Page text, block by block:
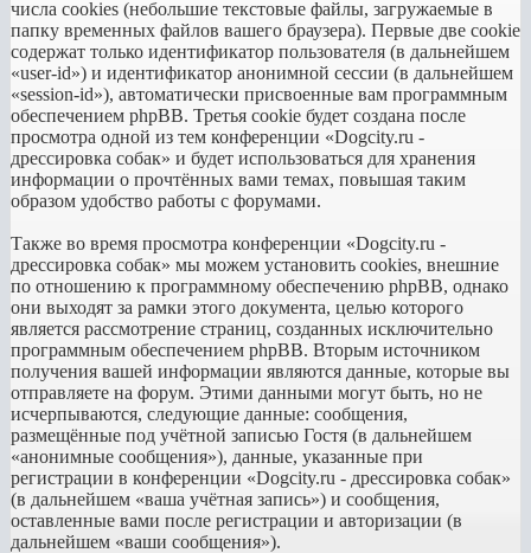
числа cookies (небольшие текстовые файлы, загружаемые в
папку временных файлов вашего браузера). Первые две cookie
содержат только идентификатор пользователя (в дальнейшем
«user-id») и идентификатор анонимной сессии (в дальнейшем
«session-id»), автоматически присвоенные вам программным
обеспечением phpBB. Третья cookie будет создана после
просмотра одной из тем конференции «Dogcity.ru -
дрессировка собак» и будет использоваться для хранения
информации о прочтённых вами темах, повышая таким
образом удобство работы с форумами.
Также во время просмотра конференции «Dogcity.ru -
дрессировка собак» мы можем установить cookies, внешние
по отношению к программному обеспечению phpBB, однако
они выходят за рамки этого документа, целью которого
является рассмотрение страниц, созданных исключительно
программным обеспечением phpBB. Вторым источником
получения вашей информации являются данные, которые вы
отправляете на форум. Этими данными могут быть, но не
исчерпываются, следующие данные: сообщения,
размещённые под учётной записью Гостя (в дальнейшем
«анонимные сообщения»), данные, указанные при
регистрации в конференции «Dogcity.ru - дрессировка собак»
(в дальнейшем «ваша учётная запись») и сообщения,
оставленные вами после регистрации и авторизации (в
дальнейшем «ваши сообщения»).